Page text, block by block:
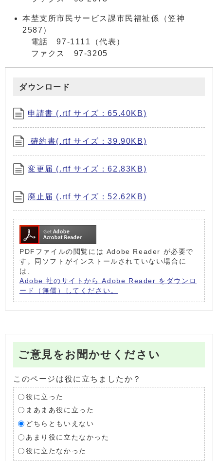
本埜支所市民サービス課市民福祉係（笠神
2587）
電話 97-1111（代表）
ファクス 97-3205
ダウンロード
申請書 (.rtf サイズ：65.40KB)
確約書(.rtf サイズ：39.90KB)
変更届 (.rtf サイズ：62.83KB)
廃止届 (.rtf サイズ：52.62KB)
PDFファイルの閲覧には Adobe Reader が必要で
す。同ソフトがインストールされていない場合に
は、
Adobe 社のサイトから Adobe Reader をダウンロ
ード（無償）してください。
ご意見をお聞かせください
このページは役に立ちましたか？
役に立った
まあまあ役に立った
どちらともいえない
あまり役に立たなかった
役に立たなかった